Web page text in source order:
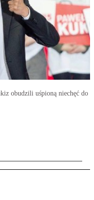
obudzili uśpioną niechęć do